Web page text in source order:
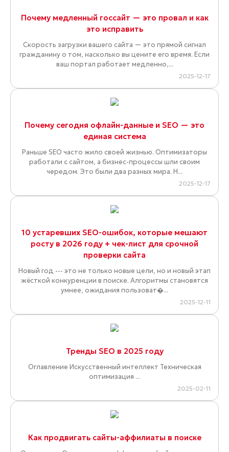
Почему медленный госсайт — это провал и как
это исправить
Скорость загрузки вашего сайта — это прямой сигнал
гражданину о том, насколько вы цените его время. Если
ваш портал работает медленно,...
2025-12-17
Почему сегодня офлайн-данные и SEO — это
единая система
Раньше SEO часто жило своей жизнью. Оптимизаторы
работали с сайтом, а бизнес-процессы шли своим
чередом. Это были два разных мира. Н...
2025-12-17
10 устаревших SEO-ошибок, которые мешают
росту в 2026 году + чек-лист для срочной
проверки сайта
Новый год --- это не только новые цели, но и новый этап
жёсткой конкуренции в поиске. Алгоритмы становятся
умнее, ожидания пользоват�...
2025-12-11
Тренды SEO в 2025 году
Оглавление Искусственный интеллект Техническая
оптимизация ...
2025-02-11
Как продвигать сайты-аффилиаты в поиске